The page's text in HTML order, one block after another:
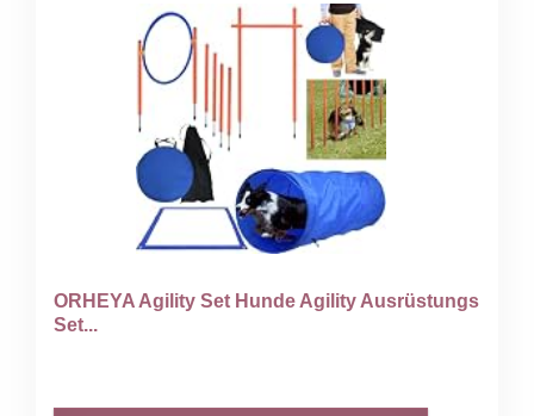
ORHEYA Agility Set Hunde Agility Ausrüstungs
Set...